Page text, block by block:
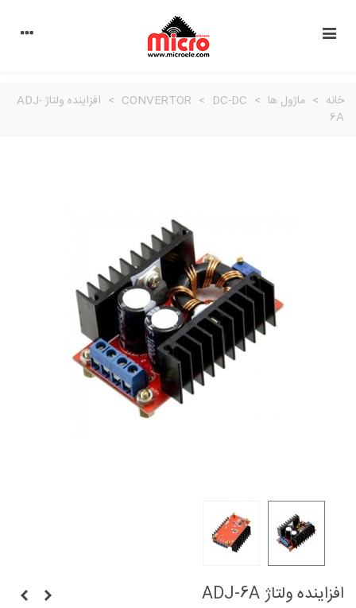
خانه > ماژول ها >
CONVERTOR > DC-DC
>
افزاینده ولتاژ ADJ-
6A
افزاینده ولتاژ ADJ-6A